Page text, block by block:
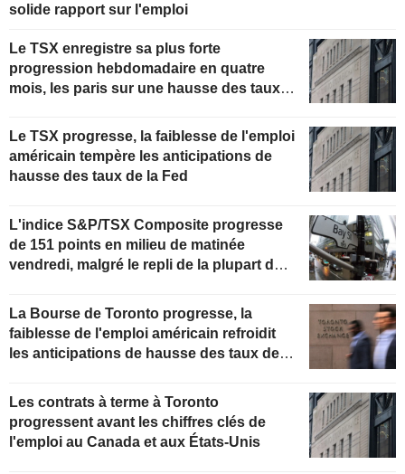
solide rapport sur l'emploi
Le TSX enregistre sa plus forte
progression hebdomadaire en quatre
mois, les paris sur une hausse des taux
Le TSX progresse, la faiblesse de l'emploi
américain tempère les anticipations de
hausse des taux de la Fed
L'indice S&P/TSX Composite progresse
de 151 points en milieu de matinée
vendredi, malgré le repli de la plupart des
La Bourse de Toronto progresse, la
faiblesse de l'emploi américain refroidit
les anticipations de hausse des taux de la
Les contrats à terme à Toronto
progressent avant les chiffres clés de
l'emploi au Canada et aux États-Unis